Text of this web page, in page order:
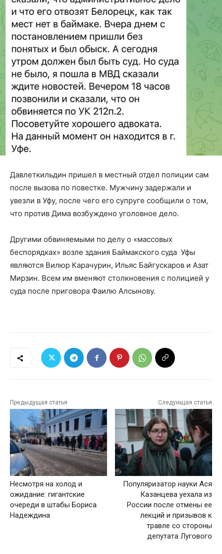
Давлеткильдин пришел в местный отдел полиции сам
после вызова по повестке. Мужчину задержали и
увезли в Уфу, после чего его супруге сообщили о том,
что против Дима возбуждено уголовное дело.
Другими обвиняемыми по делу о «массовых
беспорядках» возле здания Баймакского суда Уфы
являются Вилюр Карачурин, Ильяс Байгускаров и Азат
Мирзин. Всем им вменяют столкновения с полицией у
суда после приговора Фаилю Алсынову.
Предыдущая статья
Несмотря на холод и
ожидание: гигантские
очереди в штабы Бориса
Надеждина
Следующая статья
Популяризатор науки Ася
Казанцева уехала из
России после отмены ее
лекций и призывов к
травле со стороны
депутата Лугового